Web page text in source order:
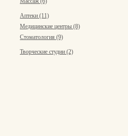
Аптеки (11)
Медицинские центры (8)
Стоматология (9)
Творческие студии (2)